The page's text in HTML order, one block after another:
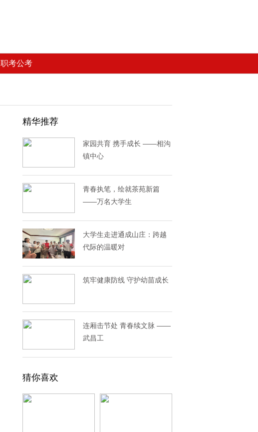
职考公考
精华推荐
家园共育 携手成长 ——相沟
镇中心
青春执笔，绘就茶苑新篇
——万名大学生
大学生走进通成山庄：跨越
代际的温暖对
筑牢健康防线 守护幼苗成长
连厢击节处 青春续文脉 ——
武昌工
猜你喜欢